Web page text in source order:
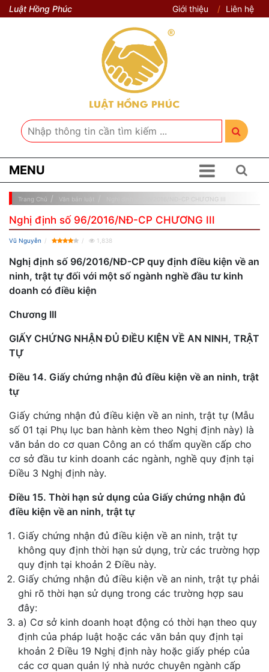
Luật Hồng Phúc Giới thiệu Liên hệ
MENU
Trang Chủ Văn bản luật Nghị định số 96/2016/NĐ-CP CHƯƠNG III
Nghị định số 96/2016/NĐ-CP CHƯƠNG III
Vũ Nguyễn 1,838
Nghị định số 96/2016/NĐ-CP quy định điều kiện về an
ninh, trật tự đối với một số ngành nghề đầu tư kinh
doanh có điều kiện
Chương III
GIẤY CHỨNG NHẬN ĐỦ ĐIỀU KIỆN VỀ AN NINH, TRẬT
TỰ
Điều 14. Giấy chứng nhận đủ điều kiện về an ninh, trật
tự
Giấy chứng nhận đủ điều kiện về an ninh, trật tự (Mẫu
số 01 tại Phụ lục ban hành kèm theo Nghị định này) là
văn bản do cơ quan Công an có thẩm quyền cấp cho
cơ sở đầu tư kinh doanh các ngành, nghề quy định tại
Điều 3 Nghị định này.
Điều 15. Thời hạn sử dụng của Giấy chứng nhận đủ
điều kiện về an ninh, trật tự
Giấy chứng nhận đủ điều kiện về an ninh, trật tự
không quy định thời hạn sử dụng, trừ các trường hợp
quy định tại khoản 2 Điều này.
Giấy chứng nhận đủ điều kiện về an ninh, trật tự phải
ghi rõ thời hạn sử dụng trong các trường hợp sau
đây:
a) Cơ sở kinh doanh hoạt động có thời hạn theo quy
định của pháp luật hoặc các văn bản quy định tại
khoản 2 Điều 19 Nghị định này hoặc giấy phép của
các cơ quan quản lý nhà nước chuyên ngành cấp